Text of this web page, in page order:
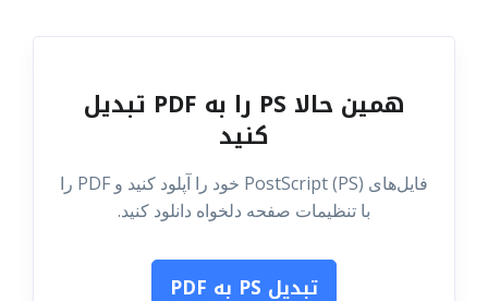
همین حالا PS را به PDF تبدیل
کنید
فایل‌های PostScript (PS) خود را آپلود کنید و PDF را
با تنظیمات صفحه دلخواه دانلود کنید.
تبدیل PS به PDF